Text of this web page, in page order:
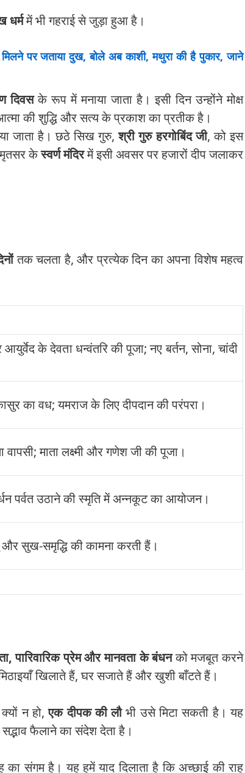
धर्ममें भी गहराई से जुड़ा हुआ है।
पर जताया दुख, बोले अब काशी, मथुरा की है पुकार, जाने
दिवसके रूप में मनाया जाता है। इसी दिन उन्होंने मोक्ष
की शुद्धि और सत्य के प्रकाश का प्रतीक है।
जाता है। छठे सिख गुरु,श्री गुरु हरगोबिंद जी, को इस
केस्वर्ण मंदिरमें इसी अवसर पर हजारों दीप जलाकर
तक चलता है, और प्रत्येक दिन का अपना विशेष महत्व
के देवता धन्वंतरि की पूजा; नए बर्तन, सोना, चांदी
का वध; यमराज के लिए दीपदान की परंपरा।
वापसी; माता लक्ष्मी और गणेश जी की पूजा।
पर्वत उठाने की स्मृति में अन्नकूट का आयोजन।
और सुख-समृद्धि की कामना करती हैं।
पारिवारिक प्रेम और मानवता के बंधनको मजबूत करने
खिलाते हैं, घर सजाते हैं और खुशी बाँटते हैं।
न हो,एक दीपक की लौभी उसे मिटा सकती है। यह
फैलाने का संदेश देता है।
का संगम है। यह हमें याद दिलाता है कि अच्छाई की राह